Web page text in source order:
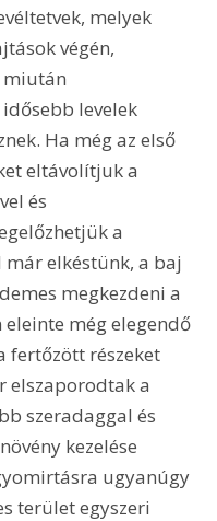
melyek
végén,
levelek
Ha még az első
eltávolítjuk a
és
a
már elkéstünk, a baj
megkezdeni a
eleinte még elegendő
fertőzött részeket
elszaporodtak a
szeradaggal és
kezelése
ugyanúgy
terület egyszeri